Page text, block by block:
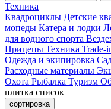
Техника
Квадроциклы Детские
мопеды Катера и лодки
для водного спорта
Прицепы Техника Trade-
Одежда и экипировка
Расходные материалы
Охота Рыбалка Туризм
плитка список
сортировка